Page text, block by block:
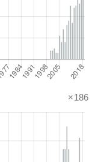
×186